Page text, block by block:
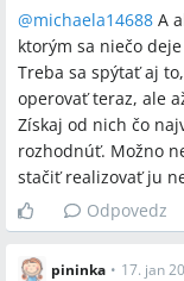
@michaela14688 A
ktorým sa niečo
Treba sa spýtať aj
operovať teraz, ale
Získaj od nich čo
rozhodnúť. Možno
stačiť realizovať ju
Odpovedz
pininka • 17. jan